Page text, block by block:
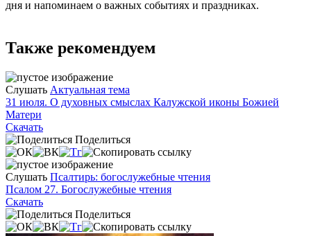
дня и напоминаем о важных событиях и праздниках.
Также рекомендуем
Слушать Актуальная тема
31 июля. О духовных смыслах Калужской иконы Божией
Матери
Скачать
Поделиться
Слушать Псалтирь: богослужебные чтения
Псалом 27. Богослужебные чтения
Скачать
Поделиться